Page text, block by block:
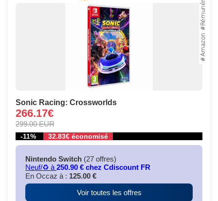
Sonic Racing: Crossworlds
266.17€
299.00 EUR
-11% 32.83€ économisé
Nintendo Switch (27 offres)
Neuf/♻️ à 250.90 € chez Cdiscount FR
En Occaz à : 125.00 €
Voir toutes les offres